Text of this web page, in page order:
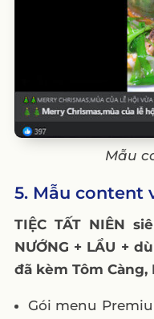
Mẫu
5. Mẫu content
TIỆC TẤT NIÊN
NƯỚNG + LẨU +
đã kèm Tôm Càng,
Gói menu